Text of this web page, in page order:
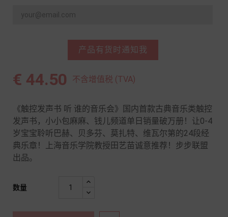
产品有货时通知我
€ 44.50 不含增值税 (TVA)
《触控发声书 听 谁的音乐会》国内首款古典音乐类触控
发声书，小小包麻麻、钱儿频道单日销量破万册！让0-4
岁宝宝聆听巴赫、贝多芬、莫扎特、维瓦尔第的24段经
典乐章！上海音乐学院教授田艺苗诚意推荐！步步联盟
出品。
数量